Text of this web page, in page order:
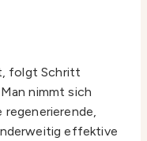
folgt Schritt
nimmt sich
effektive